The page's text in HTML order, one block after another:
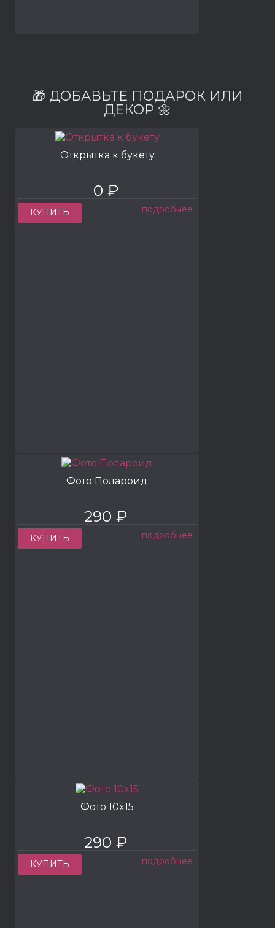
🎁 ДОБАВЬТЕ ПОДАРОК ИЛИ
ДЕКОР 🌼
Открытка к букету
0 ₽
КУПИТЬ подробнее
Фото Полароид
290 ₽
КУПИТЬ подробнее
Фото 10x15
290 ₽
КУПИТЬ подробнее